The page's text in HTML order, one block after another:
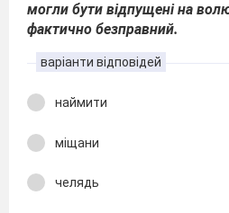
могли бути відпущені на
фактично безправний.
варіанти відповідей
наймити
міщани
челядь